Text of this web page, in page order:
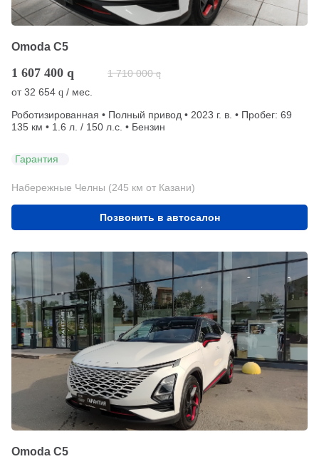
Omoda C5
1 607 400 q 1 710 000 q
от32 654 q / мес.
Роботизированная • Полный привод • 2023 г. в. • Пробег: 69
135 км • 1.6 л. / 150 л.с. • Бензин
Гарантия
Набережные Челны (245 км от Казани)
Позвонить в автосалон
Omoda C5